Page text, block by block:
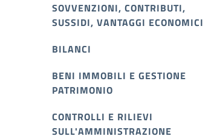
SOVVENZIONI, CONTRIBUTI,
SUSSIDI, VANTAGGI ECONOMICI
BILANCI
BENI IMMOBILI E GESTIONE
PATRIMONIO
CONTROLLI E RILIEVI
SULL'AMMINISTRAZIONE